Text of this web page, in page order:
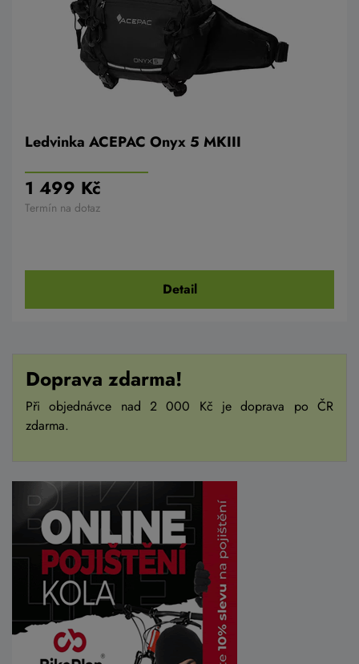
Ledvinka ACEPAC Onyx 5 MKIII
1 499 Kč
Termín na dotaz
Detail
Doprava zdarma!
Při objednávce nad 2 000 Kč je doprava po ČR
zdarma.